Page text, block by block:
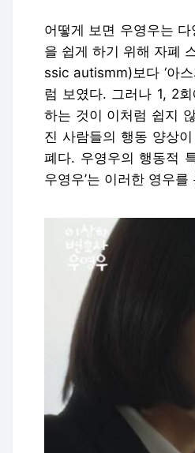
어떻게 보면 우영우는
을 쉽게 하기 위해 자폐
ssic autismm)보다 ‘아
럼 보였다. 그러나 1, 2
하는 것이 이처럼 쉽지
진 사람들의 행동 양상
폐다. 우영우의 행동적
우영우’는 이러한 영우